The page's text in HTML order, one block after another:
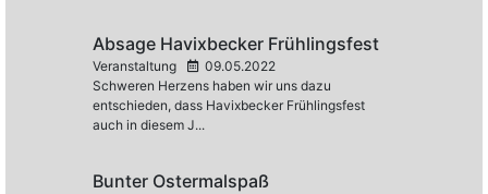
Absage Havixbecker Frühlingsfest
Veranstaltung
09.05.2022
Schweren Herzens haben wir uns dazu
entschieden, dass Havixbecker Frühlingsfest
auch in diesem J...
Bunter Ostermalspaß